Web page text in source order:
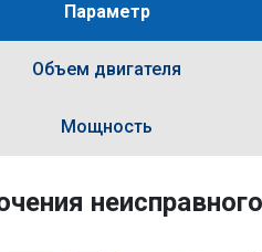
Параметр
Объем двигателя
Мощность